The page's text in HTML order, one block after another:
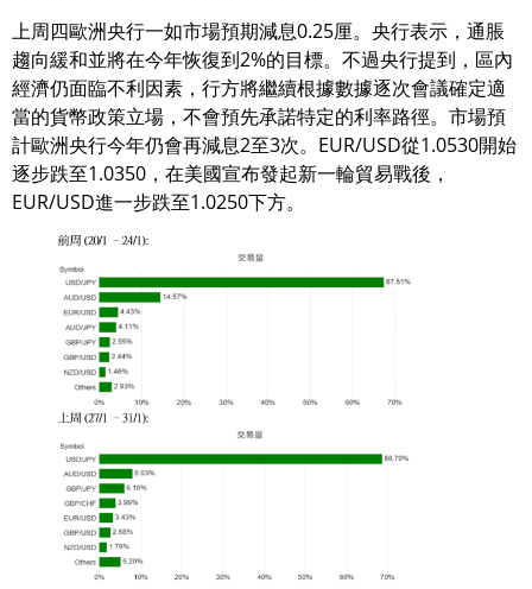
上周四歐洲央行一如市場預期減息0.25厘。央行表示，通脹
趨向緩和並將在今年恢復到2%的目標。不過央行提到，區內
經濟仍面臨不利因素，行方將繼續根據數據逐次會議確定適
當的貨幣政策立場，不會預先承諾特定的利率路徑。市場預
計歐洲央行今年仍會再減息2至3次。EUR/USD從1.0530開始
逐步跌至1.0350，在美國宣布發起新一輪貿易戰後，
EUR/USD進一步跌至1.0250下方。